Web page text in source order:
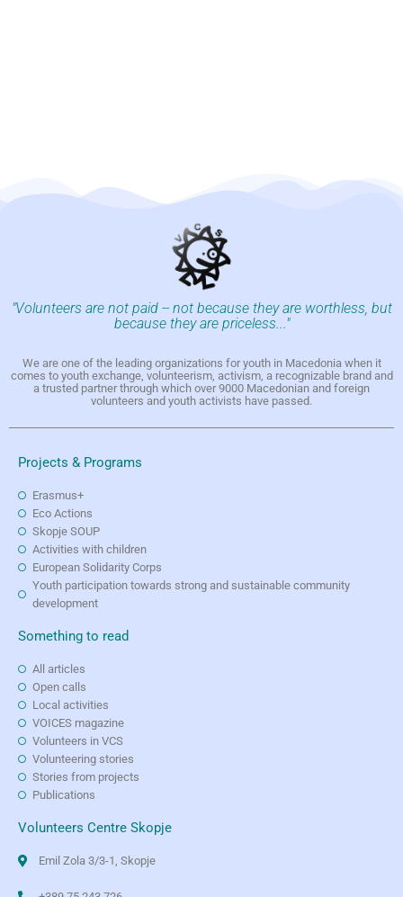
"Volunteers are not paid -- not because they are worthless, but
because they are priceless..."
We are one of the leading organizations for youth in Macedonia when it
comes to youth exchange, volunteerism, activism, a recognizable brand and
a trusted partner through which over 9000 Macedonian and foreign
volunteers and youth activists have passed.
Projects & Programs
Erasmus+
Eco Actions
Skopje SOUP
Activities with children
European Solidarity Corps
Youth participation towards strong and sustainable community
development
Something to read
All articles
Open calls
Local activities
VOICES magazine
Volunteers in VCS
Volunteering stories
Stories from projects
Publications
Volunteers Centre Skopje
Emil Zola 3/3-1, Skopje